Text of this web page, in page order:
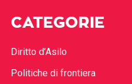
CATEGORIE
Diritto d’Asilo
Politiche di frontiera